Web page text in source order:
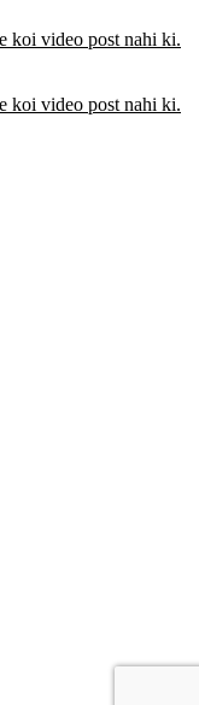
koi video post nahi ki.
koi video post nahi ki.